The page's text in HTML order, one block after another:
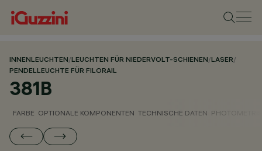
INNENLEUCHTEN/LEUCHTEN FÜR NIEDERVOLT-SCHIENEN/LASER/
PENDELLEUCHTE FÜR FILORAIL
381B
FARBE OPTIONALE KOMPONENTEN TECHNISCHE DATEN